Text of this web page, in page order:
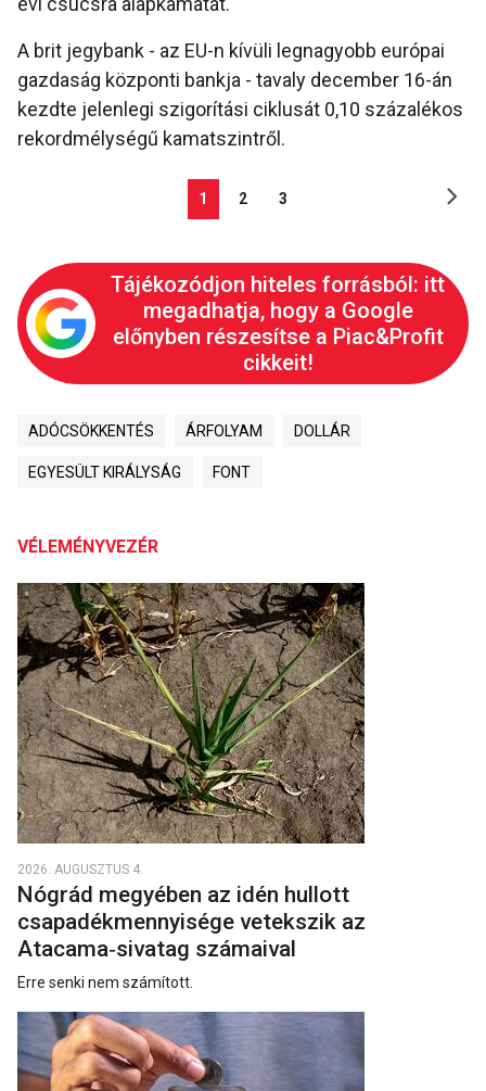
A brit jegybank - az EU-n kívüli legnagyobb európai
gazdaság központi bankja - tavaly december 16-án
kezdte jelenlegi szigorítási ciklusát 0,10 százalékos
rekordmélységű kamatszintről.
1 2 3
Tájékozódjon hiteles forrásból: itt
megadhatja, hogy a Google
előnyben részesítse a Piac&Profit
cikkeit!
ADÓCSÖKKENTÉS ÁRFOLYAM DOLLÁR
EGYESÜLT KIRÁLYSÁG FONT
VÉLEMÉNYVEZÉR
2026. AUGUSZTUS 4.
Nógrád megyében az idén hullott
csapadékmennyisége vetekszik az
Atacama‑sivatag számaival
Erre senki nem számított.